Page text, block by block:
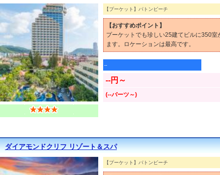
【プーケット】パトンビーチ
【おすすめポイント】
プーケットでも珍しい25建てビルに350
ます。ロケーションは最高です。
--
--円～
(--バーツ～)
ダイアモンドクリフ リゾート＆スパ
【プーケット】パトンビーチ